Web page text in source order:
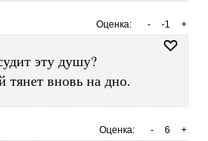
Оценка: +
-1
-
эту душу?
тянет вновь на дно.
Оценка: +
6
-